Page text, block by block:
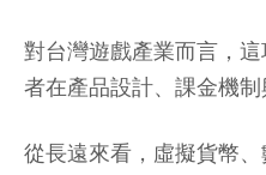
對台灣遊戲產業而言，
者在產品設計、課金機
從長遠來看，虛擬貨幣